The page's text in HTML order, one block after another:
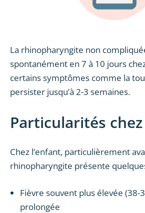
La rhinopharyngite non
spontanément en 7 à 10 jours
certains symptômes comme la
persister jusqu’à 2-3 semaines.
Particularités
Chez l’enfant, particulièrement
rhinopharyngite présente
Fièvre souvent plus élevée (38-
prolongée